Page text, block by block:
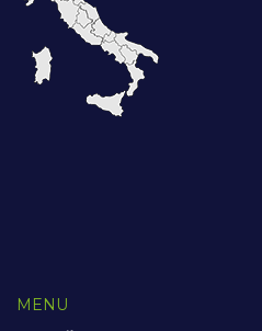
MENU